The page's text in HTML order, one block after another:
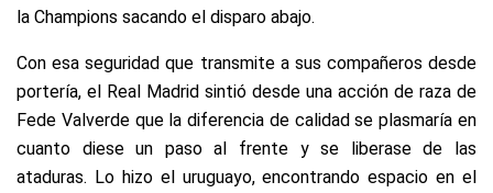
la Champions sacando el disparo abajo.
Con esa seguridad que transmite a sus compañeros desde
portería, el Real Madrid sintió desde una acción de raza de
Fede Valverde que la diferencia de calidad se plasmaría en
cuanto diese un paso al frente y se liberase de las
ataduras. Lo hizo el uruguayo, encontrando espacio en el